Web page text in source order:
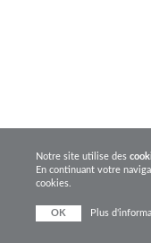
Notre site utilise des
En continuant votre
cookies.
OK Plus